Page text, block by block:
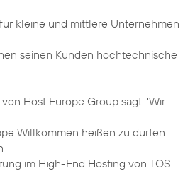
kleine und mittlere Unternehmen
seinen Kunden hochtechnische
Host Europe Group sagt: 'Wir
Willkommen heißen zu dürfen.
im High-End Hosting von TOS